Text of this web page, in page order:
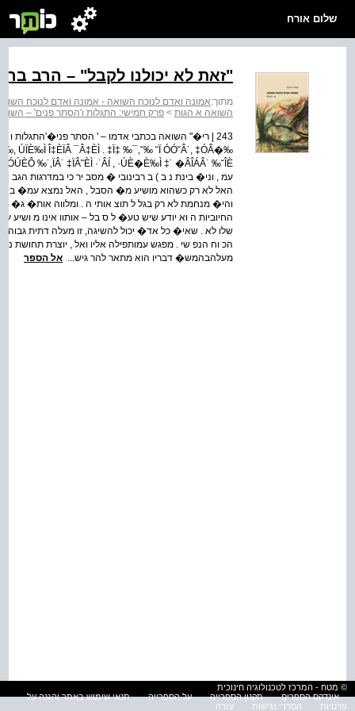
שלום אורח
"זאת לא יכולנו לקבל" – הרב
מתוך:אמונה ואדם לנוכח השואה - אמונה ואדם לנוכח
השואה א הגות > פרק חמישי: התגלות ו'הסתר פנים' –
ÚÏÈ‰Ì Î‡ÈÏÂ ¯Â‡ÈÌ . ‡Ï‡ ‰¯‚˘‰ ˘Ï ÓÓ˘Â˙, ‡ÓÂ�‰
עמ , וני� בינת נ ב ) ב רבינובי � מסב יר כי במדרגות
האל לא רק כשהוא מושיע מ� הסבל , האל נמצא עמ� ב
והי� מנחמת לא רק בגל ל תוצ אותי ה . ומלווה אות�
החיוביות ה וא יודע שיש טע� ל ס בל – אותוו אינו מ ושיע
שלו לא . שאי� כל אד� יכול להשיגה, זו מעלה דתית
הכ וח הנפ שי . מפגש עמותפילה אליו ואל , יוצרת תחושת
מעלהבהמש� דבריו הוא מתאר להר גיש... אל הספר
© מטח - המרכז לטכנולוגיה חינוכית
אינדקס הספרים
תקנון הספרייה על הספרייה
תנאי שימוש באתר והגנה על
פרטיות
הסדרי נגישות עזרה